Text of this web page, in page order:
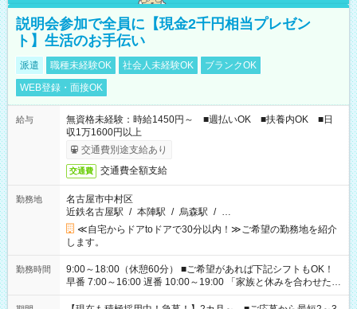
説明会参加で全員に【現金2千円相当プレゼン
ト】生活のお手伝い
派遣 職種未経験OK 社会人未経験OK
ブランクOK
WEB登録・面接OK
給与
無資格未経験：時給1450円～ ■週払いOK ■扶養内OK ■日
収1万1600円以上
交通費別途支給あり
交通費 交通費全額支給
勤務地
名古屋市中村区
近鉄名古屋駅 / 本陣駅 / 烏森駅 / …
≪自宅からドアtoドアで30分以内！≫ご希望の勤務地を紹介
します。
勤務時間
9:00～18:00（休憩60分） ■ご希望があれば下記シフトもOK！
早番 7:00～16:00 遅番 10:00～19:00 「家族と休みを合わせた
い」 「余裕を持って夕飯の準備がしたい」 「できれば残業はし